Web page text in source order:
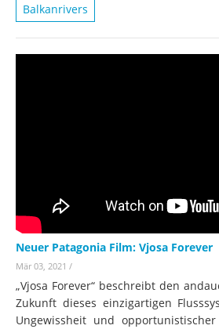
Balkanrivers
Neuer Patagonia Film: Vjosa Forever
Mär 03, 2021 /
„Vjosa Forever“ beschreibt den
Zukunft dieses einzigartigen
Ungewissheit und